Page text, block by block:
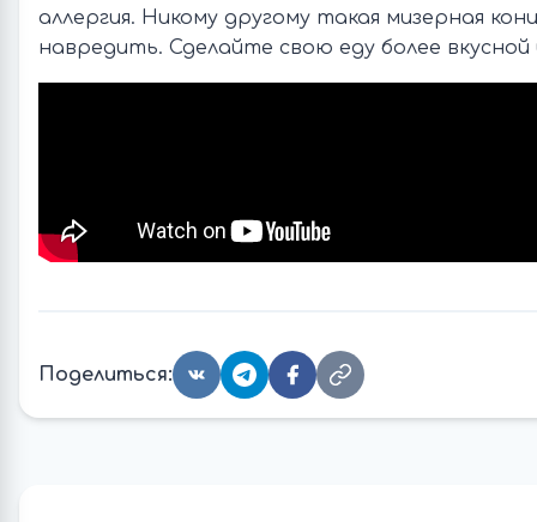
аллергия. Никому другому такая мизерная
навредить. Сделайте свою еду более вкусной
Поделиться: